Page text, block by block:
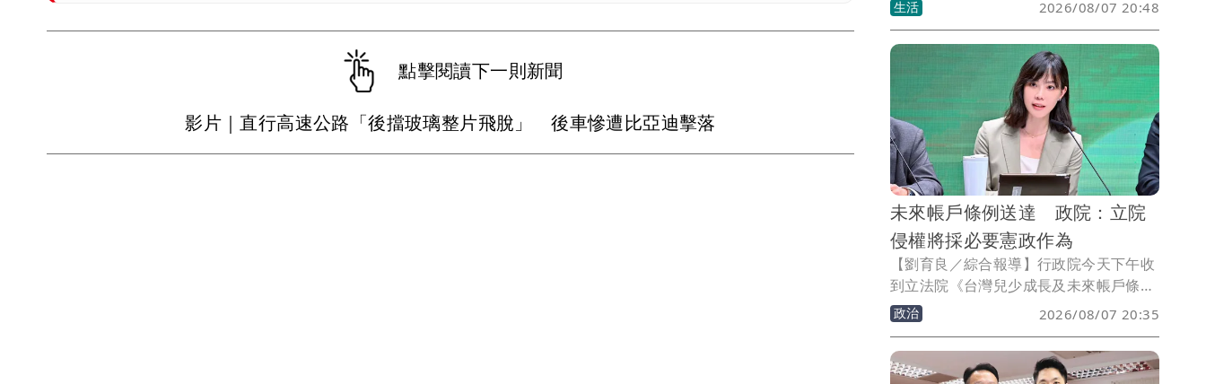
點擊閱讀下一則新聞
影片｜直行高速公路「後擋玻璃整片飛脫」 後車慘遭比亞迪擊落
位公告為準。
生活 2026/08/07 20:48
未來帳戶條例送達 政院：立院
侵權將採必要憲政作為
【劉育良／綜合報導】行政院今天下午收
到立法院《台灣兒少成長及未來帳戶條
例》三讀函文，政院發言人李慧芝表示，
對於立法院逾越憲政份際，侵害政院提出
施政方針及編製預算等憲法權力的作法，
政院將採取必要的憲政作為，維護憲政秩
政治 2026/08/07 20:35